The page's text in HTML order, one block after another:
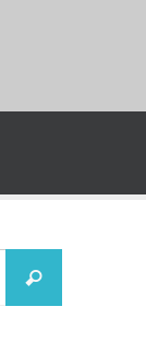
Recherche